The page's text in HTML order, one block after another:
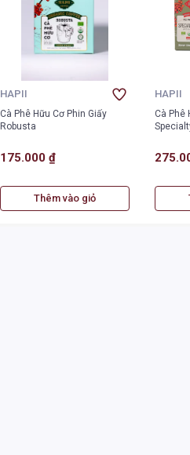
HAPII
Cà Phê Hữu Cơ Phin Giấy
Robusta
175.000 ₫
Thêm vào giỏ
HAPII
Cà Phê